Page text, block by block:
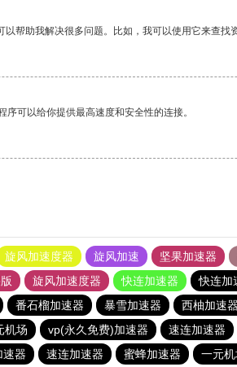
以帮助我解决很多问题。比如，我可以使用它来查找
序可以给你提供最高速度和安全性的连接。
旋风加速度器 旋风加速 坚果加速器
旋风加速度器 快连加速器 快连加
番石榴加速器 暴雪加速器 西柚加速器
机场 vp(永久免费)加速器 速连加速器
速器 速连加速器 蜜蜂加速器 一元机